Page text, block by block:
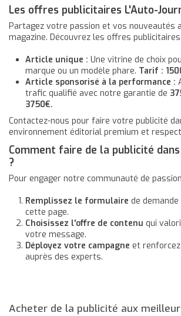
Les offres publicitaires L'Auto-
Partagez votre passion et vos nouveautés
magazine. Découvrez les offres publicitaires
Article unique : Une vitrine de choix
marque ou un modèle phare. Tarif :
Article sponsorisé à la performance :
trafic qualifié avec notre garantie de
3750€.
Contactez-nous pour faire votre publicité
environnement éditorial premium et
Comment faire de la publicité
?
Pour engager notre communauté de
Remplissez le formulaire de
cette page.
Choisissez l'offre de contenu qui
votre message.
Déployez votre campagne et
auprès des experts.
Acheter de la publicité aux